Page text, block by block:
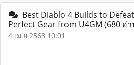
Best Diablo 4 Builds to
Perfect Gear from U4GM (680 อ่
4 เม.ย 2568 10:01